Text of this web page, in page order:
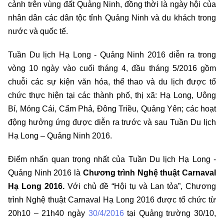
cảnh trên vùng đất Quảng Ninh, đồng thời là ngày hội của
nhân dân các dân tộc tỉnh Quảng Ninh và du khách trong
nước và quốc tế.
Tuần Du lịch Hạ Long - Quảng Ninh 2016 diễn ra trong
vòng 10 ngày vào cuối tháng 4, đầu tháng 5/2016 gồm
chuỗi các sự kiện văn hóa, thể thao và du lịch được tổ
chức thực hiện tại các thành phố, thị xã: Hạ Long, Uông
Bí, Móng Cái, Cẩm Phả, Đông Triều, Quảng Yên; các hoạt
động hưởng ứng được diễn ra trước và sau Tuần Du lịch
Hạ Long – Quảng Ninh 2016.
Điểm nhấn quan trọng nhất của Tuần Du lịch Hạ Long -
Quảng Ninh 2016 là Chương trình Nghệ thuật Carnaval
Hạ Long 2016. Với chủ đề “Hội tụ và Lan tỏa”, Chương
trình Nghệ thuật Carnaval Hạ Long 2016 được tổ chức từ
20h10 – 21h40 ngày 30/4/2016tại Quảng trường 30/10,